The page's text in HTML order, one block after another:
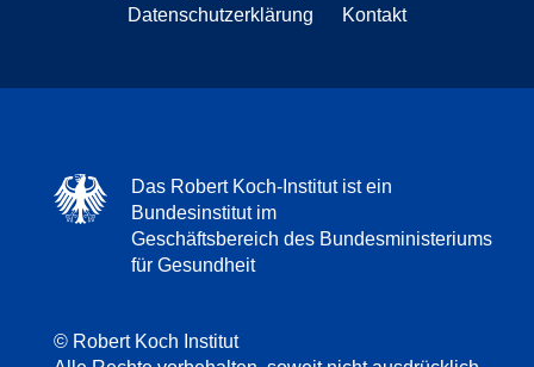
Datenschutzerklärung
Kontakt
Das Robert Koch-Institut ist ein
Bundesinstitut im
Geschäftsbereich des Bundesministeriums
für Gesundheit
© Robert Koch Institut